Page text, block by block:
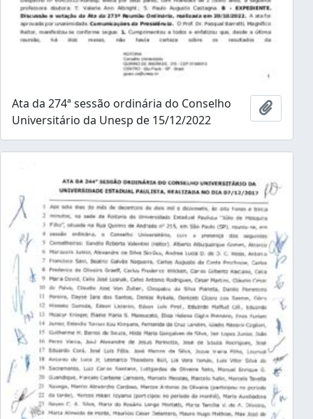
Ata da 274ª sessão ordinária do Conselho
Universitário da Unesp de 15/12/2022
Añadir